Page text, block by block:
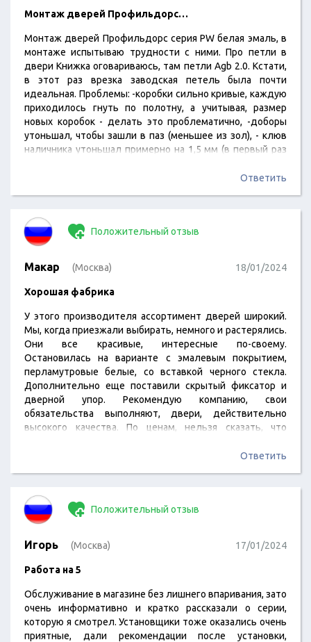
Монтаж дверей Профильдорс…
Монтаж дверей Профильдорс серия PW белая эмаль, в
монтаже испытываю трудности с ними. Про петли в
двери Книжка оговариваюсь, там петли Agb 2.0. Кстати,
в этот раз врезка заводская петель была почти
идеальная. Проблемы: -коробки сильно кривые, каждую
приходилось гнуть по полотну, а учитывая, размер
новых коробок - делать это проблематично, -доборы
утоньшал, чтобы зашли в паз (меньшее из зол), - клюв
наличника утоньшал примерно на 1,5 мм (в первый раз
в добор, ни в коробку, - если на U-серии наличник
Ответить
Положительный отзыв
Макар (Москва) 18/01/2024
Хорошая фабрика
У этого производителя ассортимент дверей широкий.
Мы, когда приезжали выбирать, немного и растерялись.
Они все красивые, интересные по-своему.
Остановилась на варианте с эмалевым покрытием,
перламутровые белые, со вставкой черного стекла.
Дополнительно еще поставили скрытый фиксатор и
дверной упор. Рекомендую компанию, свои
обязательства выполняют, двери, действительно
высокого качества. По ценам, нельзя сказать, что
материалы сертифицированы и предоставляется
Ответить
Положительный отзыв
Игорь (Москва) 17/01/2024
Работа на 5
Обслуживание в магазине без лишнего впаривания, зато
очень информативно и кратко рассказали о серии,
которую я смотрел. Установщики тоже оказались очень
приятные, дали рекомендации после установки,